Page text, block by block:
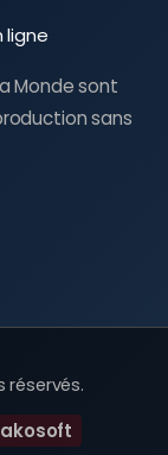
Monde sont
sans
réservés.